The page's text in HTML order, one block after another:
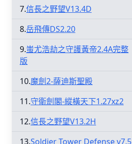
7.信長之野望V13.4D
8.岳飛傳DS2.20
9.蚩尤浩劫之守護黃帝2.4A完整
版
10.魔劍2-薩迪斯聖殿
11.守衛劍閣-縱橫天下1.27xz2
12.信長之野望V13.2H
13.Soldier Tower Defense v7.5